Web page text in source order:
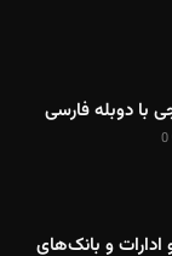
با دوبله فارسی
و بانک‌های